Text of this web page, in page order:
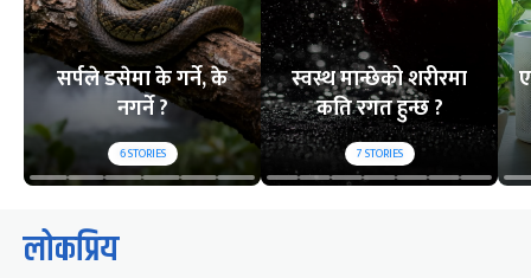
सर्पले डसेमा के गर्ने, के
नगर्ने ?
6STORIES
स्वस्थ मान्छेको शरीरमा
कति रगत हुन्छ ?
7STORIES
लोकप्रिय